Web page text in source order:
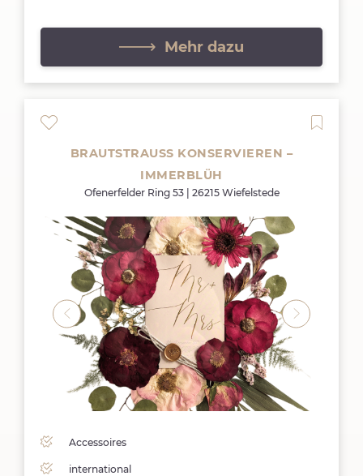
Mehr dazu
BRAUTSTRAUSS KONSERVIEREN –
IMMERBLÜH
Ofenerfelder Ring 53 | 26215 Wiefelstede
Accessoires
international